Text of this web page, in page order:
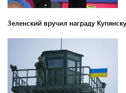
Зеленский вручил награду